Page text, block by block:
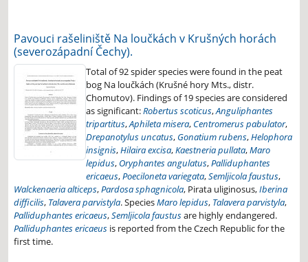
Pavouci rašeliniště Na loučkách v Krušných horách
(severozápadní Čechy).
Total of 92 spider species were found in the peat
bog Na loučkách (Krušné hory Mts., distr.
Chomutov). Findings of 19 species are considered
as significant:Robertus scoticus,Anguliphantes
tripartitus,Aphileta misera, Centromerus pabulator,
Drepanotylus uncatus, Gonatium rubens,Helophora
insignis,Hilaira excisa,Kaestneria pullata,Maro
lepidus, Oryphantes angulatus,Palliduphantes
ericaeus,Poeciloneta variegata,Semljicola faustus,
Walckenaeria alticeps,Pardosa sphagnicola, Pirata uliginosus,Iberina
difficilis, Talavera parvistyla. SpeciesMaro lepidus, Talavera parvistyla,
Palliduphantes ericaeus,Semljicola faustusare highly endangered.
Palliduphantes ericaeus is reported from the Czech Republic for the
first time.